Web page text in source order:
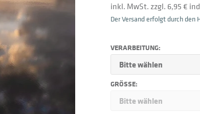
inkl. MwSt. zzgl. 6,95 €
Der Versand erfolgt durch den
VERARBEITUNG:
GRÖSSE: